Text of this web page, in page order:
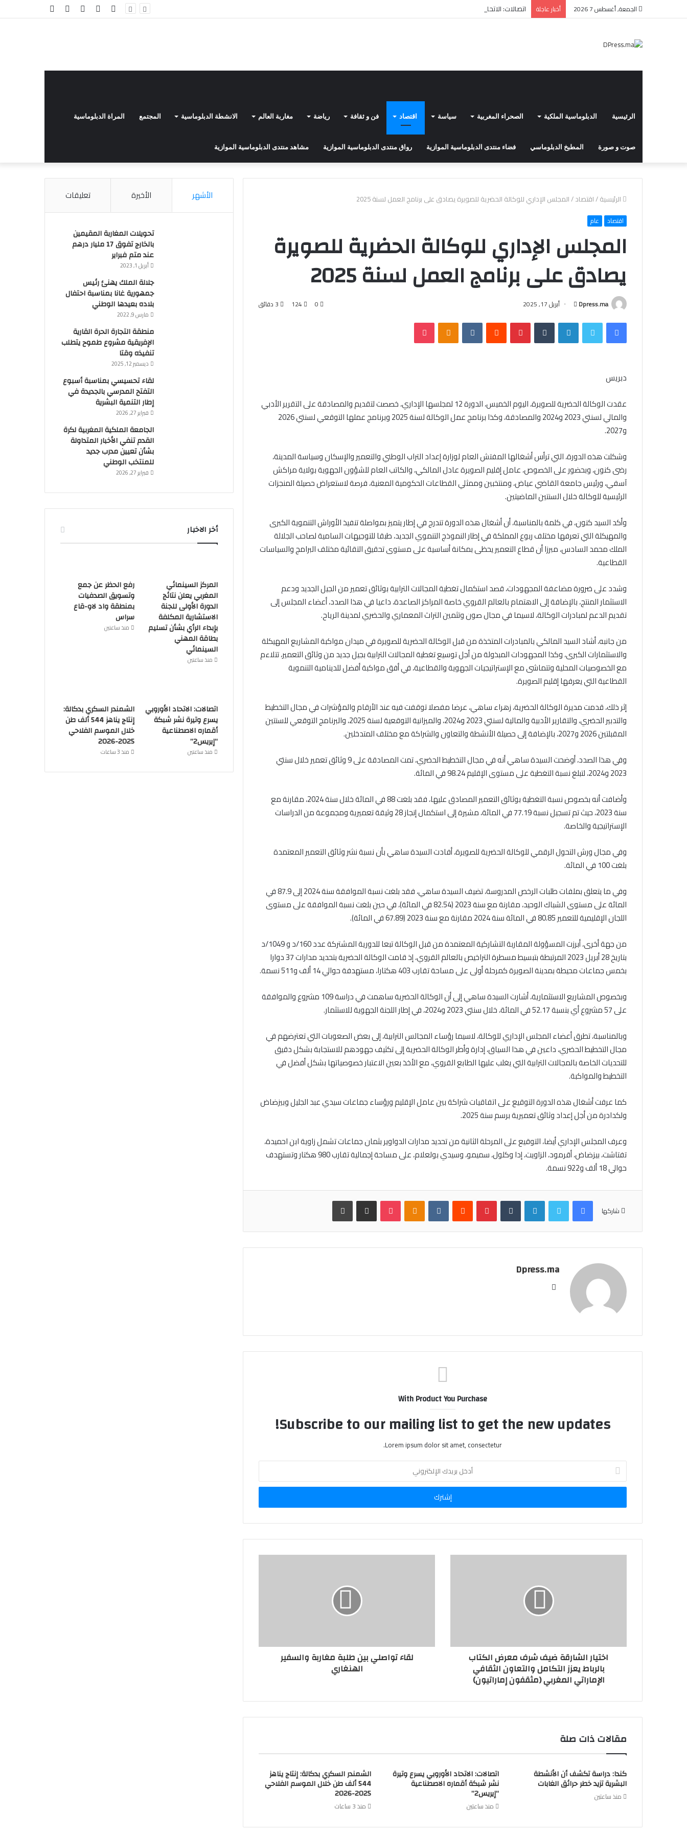
الجمعة, أغسطس 7 2026 أخبار عاجلة اتصالات: الاتحاد الأوروبي يسرع وتيرة نشر شبكة أقماره الاصطناعية “إيريس2” انستقرام يوتيوب تويتر فيسبوك
الرئيسية الدبلوماسية الملكية الصحراء المغربية سياسة اقتصاد فن و ثقافة رياضة مغاربة العالم الانشطة الدبلوماسية المجتمع المراة الدبلوماسية
صوت و صورة المطبخ الدبلوماسي فضاء منتدى الدبلوماسية الموازية رواق منتدى الدبلوماسية الموازية مشاهد منتدى الدبلوماسية الموازية
الرئيسية/اقتصاد/المجلس الإداري للوكالة الحضرية للصويرة يصادق على برنامج العمل لسنة 2025
اقتصاد عام
المجلس الإداري للوكالة الحضرية للصويرة
يصادق على برنامج العمل لسنة 2025
Dpress.ma
أرسل
إلكترونيا
أبريل 17, 2025 0
124
فيسبوكتويتر لينكدإن بينتيريست Odnoklassniki
بوكيت
دبريس
عقدت الوكالة الحضرية للصويرة، اليوم الخميس، الدورة 12 لمجلسها الإداري، خصصت لتقديم والمصادقة على التقرير الأدبي
والمالي لسنتي 2023 و2024 والمصادقة، وكذا برنامج عمل الوكالة لسنة 2025 وبرنامج عملها التوقعي لسنتي 2026
و2027.
وشكلت هذه الدورة، التي ترأس أشغالها المفتش العام لوزارة إعداد التراب الوطني والتعمير والإسكان وسياسة المدينة،
رضى كنون، وبحضور على الخصوص، عامل إقليم الصويرة عادل المالكي، والكاتب العام للشؤون الجهوية بولاية مراكش
آسفي، ورئيس جامعة القاضي عياض، ومنتخبين وممثلي القطاعات الحكومية المعنية، فرصة لاستعراض حصيلة المنجزات
الرئيسية للوكالة خلال السنتين الماضيتين.
وأكد السيد كنون، في كلمة بالمناسبة، أن أشغال هذه الدورة تندرج في إطار يتميز بمواصلة تنفيذ الأوراش التنموية الكبرى
والمهيكلة التي تعرفها مختلف ربوع المملكة في إطار النموذج التنموي الجديد، طبقا للتوجيهات السامية لصاحب الجلالة
الملك محمد السادس، مبرزا أن قطاع التعمير يحظى بمكانة أساسية على مستوى تحقيق التقائية مختلف البرامج والسياسات
القطاعية.
وشدد على ضرورة مضاعفة المجهودات، قصد استكمال تغطية المجالات الترابية بوثائق تعمير من الجيل الجديد ودعم
الاستثمار المنتج، بالإضافة إلى الاهتمام بالعالم القروي خاصة المراكز الصاعدة، داعيا في هذا الصدد، أعضاء المجلس إلى
تقديم الدعم لمبادرات الوكالة، لاسيما في مجال صون وتثمين التراث المعماري والحضري لمدينة الرياح.
من جانبه، أشاد السيد المالكي بالمبادرات المتخذة من قبل الوكالة الحضرية للصويرة في ميدان مواكبة المشاريع المهيكلة
والاستثمارات الكبرى، وكذا المجهودات المبذولة من أجل توسيع تغطية المجالات الترابية بجيل جديد من وثائق التعمير، تتلاءم
مع الخصوصيات المحلية وتتماشى مع الإستراتيجيات الجهوية والقطاعية، في أفق مواكبة أفضل للدينامية التنموية
القطاعية التي يعرفها إقليم الصويرة.
إثر ذلك، قدمت مديرة الوكالة الحضرية، زهراء ساهي، عرضا مفصلا توقفت فيه عند الأرقام والمؤشرات في مجال التخطيط
والتدبير الحضري، والتقارير الأدبية والمالية لسنتي 2023 و2024، والميزانية التوقعية لسنة 2025، والبرنامج التوقعي للسنتين
المقبلتين 2026 و2027، بالإضافة إلى حصيلة الأنشطة والتعاون والشراكة مع مختلف المتدخلين.
وفي هذا الصدد، أوضحت السيدة ساهي أنه في مجال التخطيط الحضري، تمت المصادقة على 9 وثائق تعمير خلال سنتي
2023 و2024، لتبلغ نسبة التغطية على مستوى الإقليم 98.24 في المائة.
وأضافت أنه بخصوص نسبة التغطية بوثائق التعمير المصادق عليها، فقد بلغت 88 في المائة خلال سنة 2024، مقارنة مع
سنة 2023، حيث تم تسجيل نسبة 77.19 في المائة، مشيرة إلى استكمال إنجاز 28 وثيقة تعميرية ومجموعة من الدراسات
الإستراتيجية والخاصة.
وفي مجال ورش التحول الرقمي للوكالة الحضرية للصويرة، أفادت السيدة ساهي بأن نسبة نشر وثائق التعمير المعتمدة
بلغت 100 في المائة.
وفي ما يتعلق بملفات طلبات الرخص المدروسة، تضيف السيدة ساهي، فقد بلغت نسبة الموافقة سنة 2024 إلى 87.9 في
المائة على مستوى الشباك الوحيد، مقارنة مع سنة 2023 (82.54 في المائة)، في حين بلغت نسبة الموافقة على مستوى
اللجان الإقليمية للتعمير 80.85 في المائة سنة 2024 مقارنة مع سنة 2023 (67.89 في المائة).
من جهة أخرى، أبرزت المسؤولة المقاربة التشاركية المعتمدة من قبل الوكالة تبعا للدورية المشتركة عدد 160/د و 1049/د
بتاريخ 28 أبريل 2023 المرتبطة بتبسيط مسطرة التراخيص بالعالم القروي، إذ قامت الوكالة الحضرية بتحديد مدارات 37 دوارا
بخمس جماعات محيطة بمدينة الصويرة كمرحلة أولى على مساحة تقارب 403 هكتارا، مستهدفة حوالي 14 ألف و511 نسمة.
وبخصوص المشاريع الاستثمارية، أشارت السيدة ساهي إلى أن الوكالة الحضرية ساهمت في دراسة 109 مشروع والموافقة
على 57 مشروع أي بنسبة 52.17 في المائة، خلال سنتي 2023 و2024، في إطار اللجنة الجهوية للاستثمار.
وبالمناسبة، تطرق أعضاء المجلس الإداري للوكالة، لاسيما رؤساء المجالس الترابية، إلى بعض الصعوبات التي تعترضهم في
مجال التخطيط الحضري، داعين في هذا السياق، إدارة وأطر الوكالة الحضرية إلى تكثيف جهودهم للاستجابة بشكل دقيق
للتحديات الخاصة بالمجالات الترابية التي يغلب عليها الطابع القروي، مع الأخذ بعين الاعتبار خصوصياتها بشكل أفضل في
التخطيط والمواكبة.
كما عرفت أشغال هذه الدورة التوقيع على اتفاقيات شراكة بين عامل الإقليم ورؤساء جماعات سيدي عبد الجليل وبيزضاض
ولكدادرة من أجل إعداد وثائق تعميرية برسم سنة 2025.
وعرف المجلس الإداري أيضا، التوقيع على المرحلة الثانية من تحديد مدارات الدواوير بثمان جماعات تشمل زاوية ابن احميدة،
تفتاشت، بیزضاض، أقرمود، الزاويت، إدا وكلول، سميمو، وسيدي بولعلام، على مساحة إجمالية تقارب 980 هكتار وتستهدف
حوالي 18 ألف و922 نسمة.
شاركها
فيسبوكتويتر لينكدإن بينتيريست Odnoklassniki
بوكيت مشاركة عبر البريد طباعة
Dpress.ma
With Product You Purchase
Subscribe to our mailing list to get the new updates!
Lorem ipsum dolor sit amet, consectetur.
أدخل
بريدك
الإلكتروني
اختيار الشارقة ضيف شرف معرض الكتاب
بالرباط يعزز التكامل والتعاون الثقافي
الإماراتي المغربي (مثقفون إماراتيون)
لقاء تواصلي بين طلبة مغاربة والسفير
الهنغاري
مقالات ذات صلة
كندا: دراسة تكشف أن الأنشطة
البشرية تزيد خطر حرائق الغابات
منذ ساعتين
اتصالات: الاتحاد الأوروبي يسرع وتيرة
نشر شبكة أقماره الاصطناعية
“إيريس2”
منذ ساعتين
الشمندر السكري بدكالة: إنتاج يناهز
544 ألف طن خلال الموسم الفلاحي
2025-2026
منذ 3 ساعات
الأشهر الأخيرة تعليقات
تحويلات المغاربة المقيمين
بالخارج تفوق 17 مليار درهم
عند متم فبراير
أبريل 1, 2023
جلالة الملك يهنئ رئيس
جمهورية غانا بمناسبة احتفال
بلاده بعيدها الوطني
مارس 9, 2022
منطقة التجارة الحرة القارية
الإفريقية مشروع طموح يتطلب
تنفيذه وقتا
ديسمبر 12, 2025
لقاء تحسيسي بمناسبة أسبوع
التفتح المدرسي بالجديدة في
إطار التنمية البشرية
فبراير 27, 2026
الجامعة الملكية المغربية لكرة
القدم تنفي الأخبار المتداولة
بشأن تعيين مدرب جديد
للمنتخب الوطني
فبراير 27, 2026
أخر الاخبار
المركز السينمائي
المغربي يعلن نتائج
الدورة الأولى للجنة
الاستشارية المكلفة
بإبداء الرأي بشأن تسليم
بطاقة المهني
السينمائي
منذ ساعتين
رفع الحظر عن جمع
وتسويق الصدفيات
بمنطقة واد لاو-قاع
سراس
منذ ساعتين
اتصالات: الاتحاد الأوروبي
يسرع وتيرة نشر شبكة
أقماره الاصطناعية
“إيريس2”
منذ ساعتين
الشمندر السكري بدكالة:
إنتاج يناهز 544 ألف طن
خلال الموسم الفلاحي
2025-2026
منذ 3 ساعات